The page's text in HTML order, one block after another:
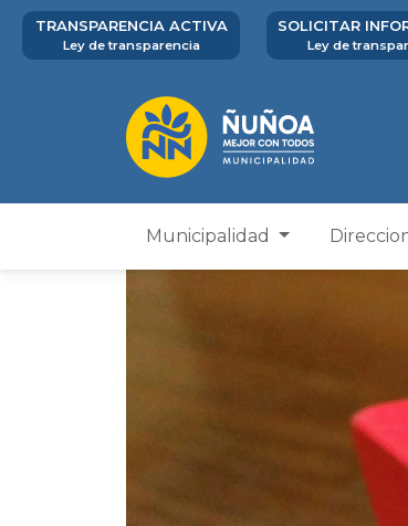
TRANSPARENCIA ACTIVA
Ley de transparencia
SOLICITAR
Ley de
Municipalidad